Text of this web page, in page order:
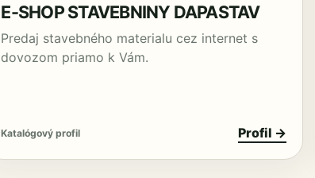
E-SHOP STAVEBNINY DAPASTAV
Predaj stavebného materialu cez internet s
dovozom priamo k Vám.
Katalógový profil Profil →